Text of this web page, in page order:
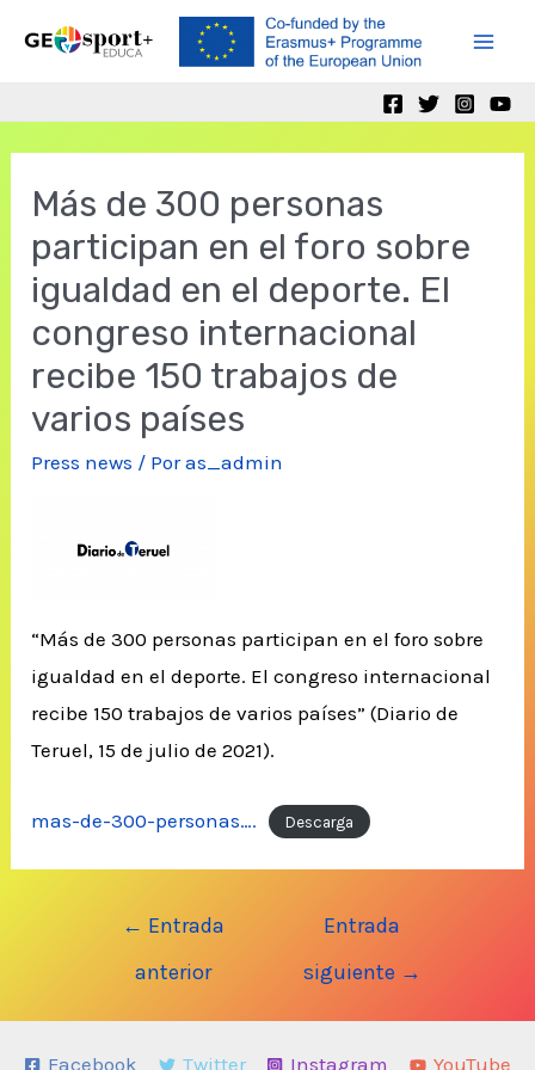
Más de 300 personas
participan en el foro sobre
igualdad en el deporte. El
congreso internacional
recibe 150 trabajos de
varios países
Press news / Poras_admin
“Más de 300 personas participan en el foro sobre
igualdad en el deporte. El congreso internacional
recibe 150 trabajos de varios países” (Diario de
Teruel, 15 de julio de 2021).
mas-de-300-personas…. Descarga
Navegación
← Entrada
anterior
Entrada
siguiente →
Facebook Twitter Instagram YouTube